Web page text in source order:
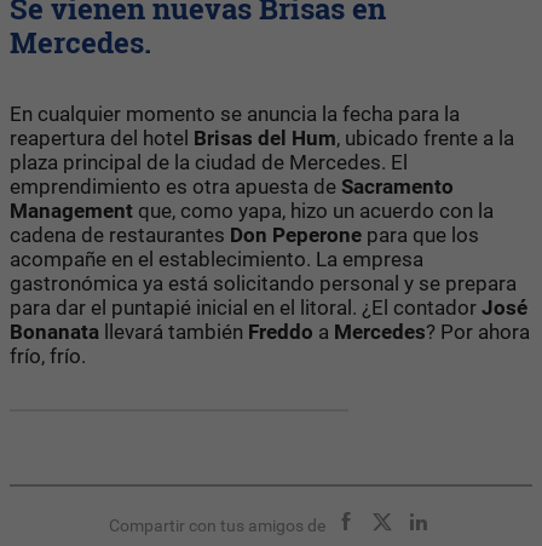
Se vienen nuevas Brisas en
Mercedes.
En cualquier momento se anuncia la fecha para la
reapertura del hotel Brisas del Hum, ubicado frente a la
plaza principal de la ciudad de Mercedes. El
emprendimiento es otra apuesta de Sacramento
Management que, como yapa, hizo un acuerdo con la
cadena de restaurantes Don Peperone para que los
acompañe en el establecimiento. La empresa
gastronómica ya está solicitando personal y se prepara
para dar el puntapié inicial en el litoral. ¿El contador José
Bonanata llevará también Freddo a Mercedes? Por ahora
frío, frío.
Compartir con tus amigos de